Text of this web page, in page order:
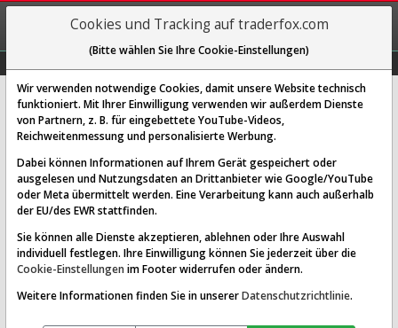
REGIS-
TRIEREN
POWERCELL SWEDEN SK-,022
[27W | WKN A14TK6 | ISIN SE0006425815]
1,913 € -2,32 %
Echtzeit-Aktienkurs 08.08.2026 05:59 Uhr
BID:
Website:
Sektor:
Industrials / Electrical Equipment & Parts
1.24 Mrd. SEK
Anzahl
58,157,592
Cookies und Tracking auf traderfox.com
(Bitte wählen Sie Ihre Cookie-Einstellungen)
Wir verwenden notwendige Cookies, damit unsere Website technisch
funktioniert. Mit Ihrer Einwilligung verwenden wir außerdem Dienste
von Partnern, z. B. für eingebettete YouTube-Videos,
Reichweitenmessung und personalisierte Werbung.
Dabei können Informationen auf Ihrem Gerät gespeichert oder
ausgelesen und Nutzungsdaten an Drittanbieter wie Google/YouTube
oder Meta übermittelt werden. Eine Verarbeitung kann auch außerhalb
der EU/des EWR stattfinden.
Sie können alle Dienste akzeptieren, ablehnen oder Ihre Auswahl
individuell festlegen. Ihre Einwilligung können Sie jederzeit über die
Cookie-Einstellungen im Footer widerrufen oder ändern.
Weitere Informationen finden Sie in unsererDatenschutzrichtlinie.